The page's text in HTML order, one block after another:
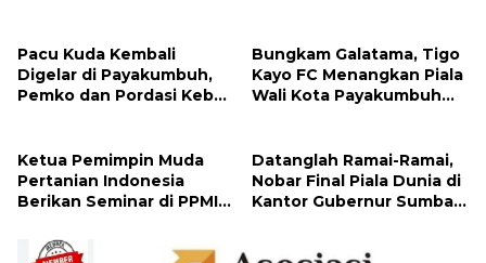
Pacu Kuda Kembali
Digelar di Payakumbuh,
Pemko dan Pordasi Kebut
Bungkam Galatama, Tigo
Kayo FC Menangkan Piala
Wali Kota Payakumbuh
Ketua Pemimpin Muda
Pertanian Indonesia
Berikan Seminar di PPMINI
Datanglah Ramai-Ramai,
Nobar Final Piala Dunia di
Kantor Gubernur Sumbar